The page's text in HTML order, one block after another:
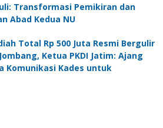
Transformasi Pemikiran dan
Abad Kedua NU
Total Rp 500 Juta Resmi Bergulir
Ketua PKDI Jatim: Ajang
Komunikasi Kades untuk